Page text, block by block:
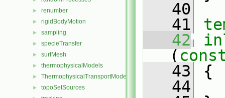
► renumber
► rigidBodyMotion
► sampling
► specieTransfer
► surfMesh
► thermophysicalModels
► ThermophysicalTransportModels
► topoSetSources
   40
   41
   42
(
   43
{
   44